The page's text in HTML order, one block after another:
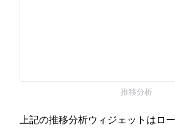
推移分析
上記の推移分析ウィジェットはロ